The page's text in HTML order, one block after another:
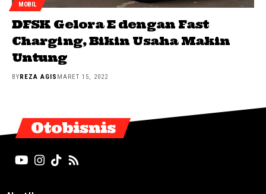
MOBIL
DFSK Gelora E dengan Fast
Charging, Bikin Usaha Makin
Untung
BYREZA AGIS MARET 15, 2022
Otobisnis